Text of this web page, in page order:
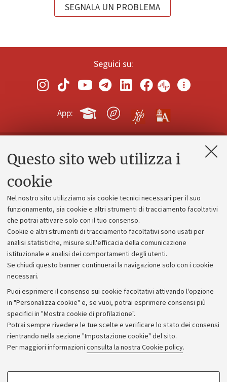
Questo sito web utilizza i
cookie
Nel nostro sito utilizziamo sia cookie tecnici necessari per il suo
funzionamento, sia cookie e altri strumenti di tracciamento facoltativi
che potrai attivare solo con il tuo consenso.
Cookie e altri strumenti di tracciamento facoltativi sono usati per
analisi statistiche, misure sull'efficacia della comunicazione
istituzionale e analisi dei comportamenti degli utenti.
Se chiudi questo banner continuerai la navigazione solo con i cookie
necessari.
Puoi esprimere il consenso sui cookie facoltativi attivando l'opzione
in "Personalizza cookie" e, se vuoi, potrai esprimere consensi più
specifici in "Mostra cookie di profilazione".
Potrai sempre rivedere le tue scelte e verificare lo stato dei consensi
rientrando nella sezione "Impostazione cookie" del sito.
Per maggiori informazioni consulta la nostra Cookie policy.
COOKIE DI PROFILAZIONE - FACOLTATIVI
SEGNALA UN PROBLEMA
Seguici su:
App:
Contatti e PEC
Alumni community
Piano strategico
Bilanci
Donazioni e 5x1000
Bandi, gare e concorsi
Albo online
Amministrazione trasparente
Atti di notifica
Informazioni sul sito e accessibilità
Dichiarazione di accessibilità